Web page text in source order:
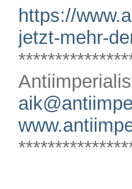
https://
jetzt-mehr-